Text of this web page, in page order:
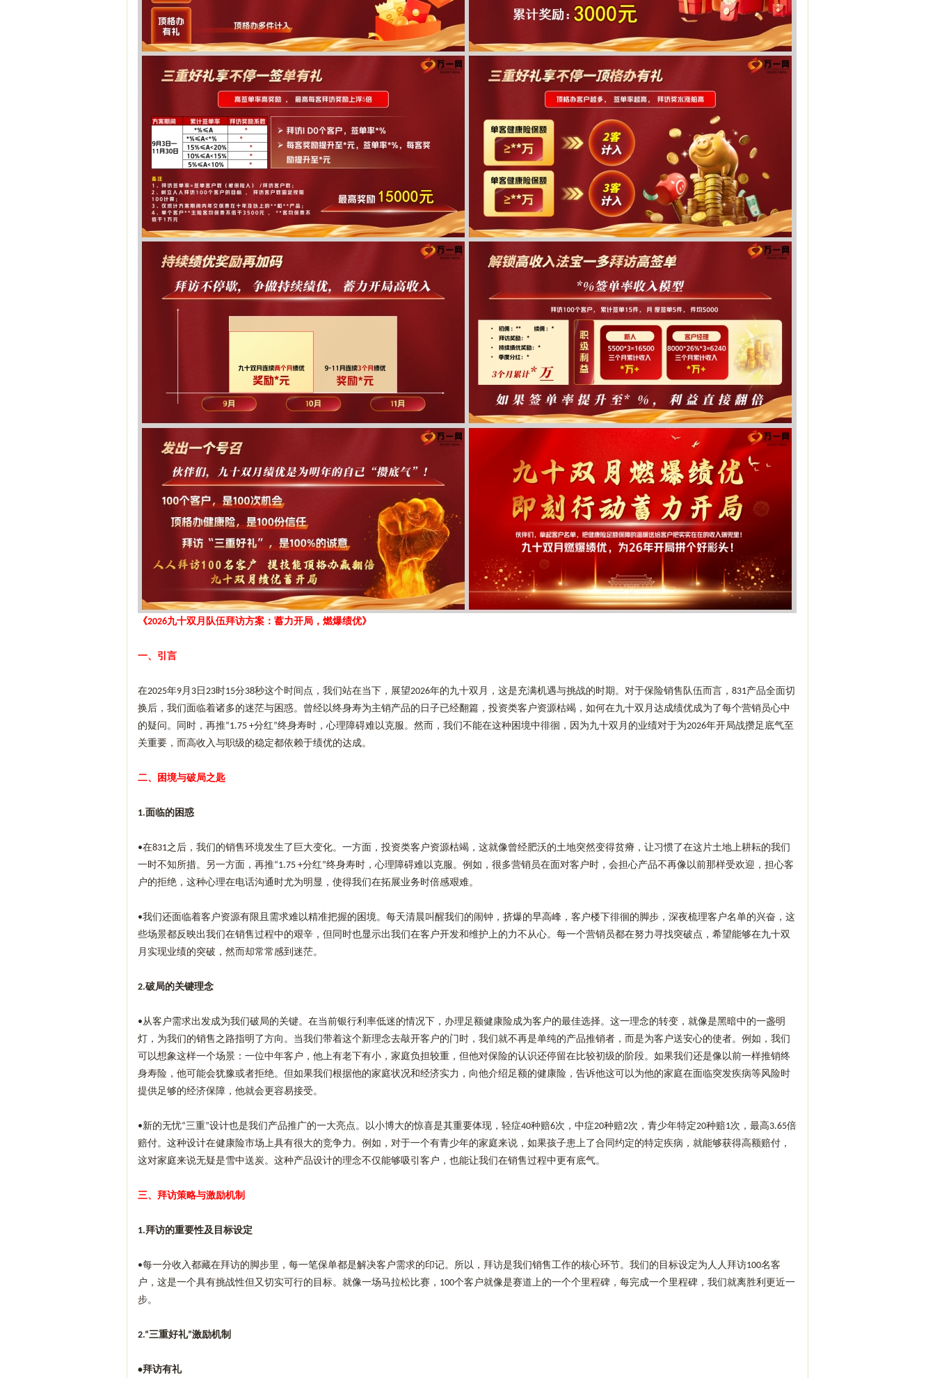
《2026九十双月队伍拜访方案：蓄力开局，燃爆绩优》
一、引言
在2025年9月 3 日 23时15分38秒这个时间点，我们站在当下，展望2026年的九十双月，这是充满机遇与挑战的时期。对于保险销售队伍而言， 831产品全面切
换后，我们面临着诸多的迷茫与困惑。曾经以终身寿为主销产品的日子已经翻篇，投资类客户资源枯竭，如何在九十双月达成绩优成为了每个营销员心中
的疑问。同时，再推“1.75 +分红”终身寿时，心理障碍难以克服。然而，我们不能在这种困境中徘徊，因为九十双月的业绩对于为2026年开局战攒足底气至
关重要，而高收入与职级的稳定都依赖于绩优的达成。
二、困境与破局之匙
1.面临的困惑
•在831之后，我们的销售环境发生了巨大变化。一方面，投资类客户资源枯竭，这就像曾经肥沃的土地突然变得贫瘠，让习惯了在这片土地上耕耘的我们
一时不知所措。另一方面，再推“1.75 +分红”终身寿时，心理障碍难以克服。例如，很多营销员在面对客户时，会担心产品不再像以前那样受欢迎，担心客
户的拒绝，这种心理在电话沟通时尤为明显，使得我们在拓展业务时倍感艰难。
•我们还面临着客户资源有限且需求难以精准把握的困境。每天清晨叫醒我们的闹钟，挤爆的早高峰，客户楼下徘徊的脚步，深夜梳理客户名单的兴奋，这
些场景都反映出我们在销售过程中的艰辛，但同时也显示出我们在客户开发和维护上的力不从心。每一个营销员都在努力寻找突破点，希望能够在九十双
月实现业绩的突破，然而却常常感到迷茫。
2.破局的关键理念
•从客户需求出发成为我们破局的关键。在当前银行利率低迷的情况下，办理足额健康险成为客户的最佳选择。这一理念的转变，就像是黑暗中的一盏明
灯，为我们的销售之路指明了方向。当我们带着这个新理念去敲开客户的门时，我们就不再是单纯的产品推销者，而是为客户送安心的使者。例如，我们
可以想象这样一个场景：一位中年客户，他上有老下有小，家庭负担较重，但他对保险的认识还停留在比较初级的阶段。如果我们还是像以前一样推销终
身寿险，他可能会犹豫或者拒绝。但如果我们根据他的家庭状况和经济实力，向他介绍足额的健康险，告诉他这可以为他的家庭在面临突发疾病等风险时
提供足够的经济保障，他就会更容易接受。
•新的无忧“三重”设计也是我们产品推广的一大亮点。以小博大的惊喜是其重要体现，轻症40种赔6次，中症20种赔2次，青少年特定20种赔1次，最高3.65倍
赔付。这种设计在健康险市场上具有很大的竞争力。例如，对于一个有青少年的家庭来说，如果孩子患上了合同约定的特定疾病，就能够获得高额赔付，
这对家庭来说无疑是雪中送炭。这种产品设计的理念不仅能够吸引客户，也能让我们在销售过程中更有底气。
三、拜访策略与激励机制
1.拜访的重要性及目标设定
•每一分收入都藏在拜访的脚步里，每一笔保单都是解决客户需求的印记。所以，拜访是我们销售工作的核心环节。我们的目标设定为人人拜访100名客
户，这是一个具有挑战性但又切实可行的目标。就像一场马拉松比赛， 100个客户就像是赛道上的一个个里程碑，每完成一个里程碑，我们就离胜利更近一
步。
2.“三重好礼”激励机制
•拜访有礼